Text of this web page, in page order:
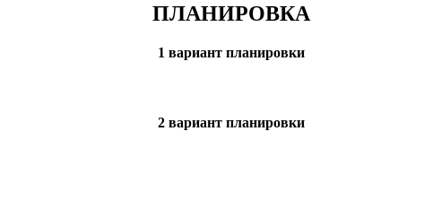
ПЛАНИРОВКА
1 вариант планировки
2 вариант планировки